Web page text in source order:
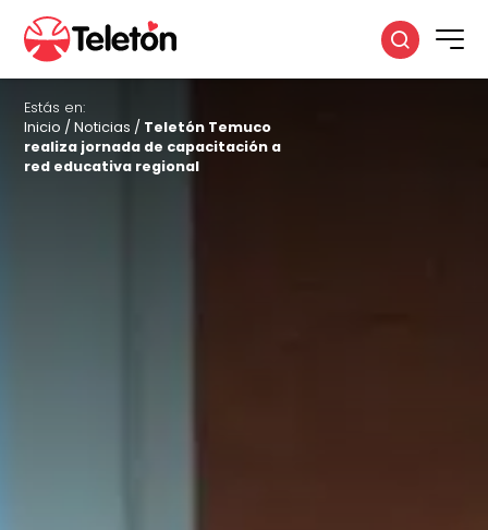
Estás en:
Inicio /Noticias / Teletón Temuco
realiza jornada de capacitación a
red educativa regional